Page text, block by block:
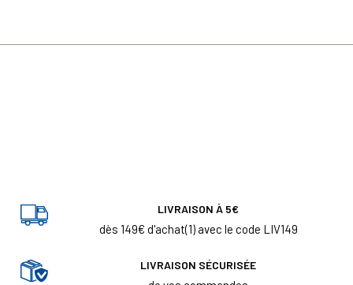
LIVRAISON À 5€
dès 149€ d'achat(1) avec le code LIV149
LIVRAISON SÉCURISÉE